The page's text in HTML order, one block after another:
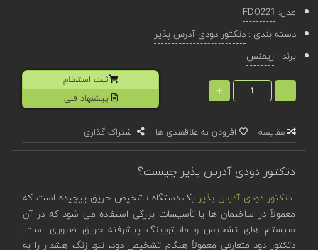
مدل: FDO221
دسته بندی :دتکتور دودی آدرس پذیر
برند :زیمنس
-
+
ثبت استعلام
پیشنهاد فنی
مقایسه افزودن به علاقمندی ها اشتراک گذاری
دتکتور دودی آدرس پذیر چیست؟
دتکتور دودی آدرس پذیر یک دستگاه تشخیص حریق پیچیده است که
معمولاً در ساختمان‌ ها یا تأسیسات بزرگی‌ استفاده می‌ شود که در آن
سیستم ‌های تشخیص و مانیتورینگ پیشرفته حریق ضروری است.
دتکتور دود متعارفی معمولاً هنگام تشخیص دود، تنها زنگ هشدار را به